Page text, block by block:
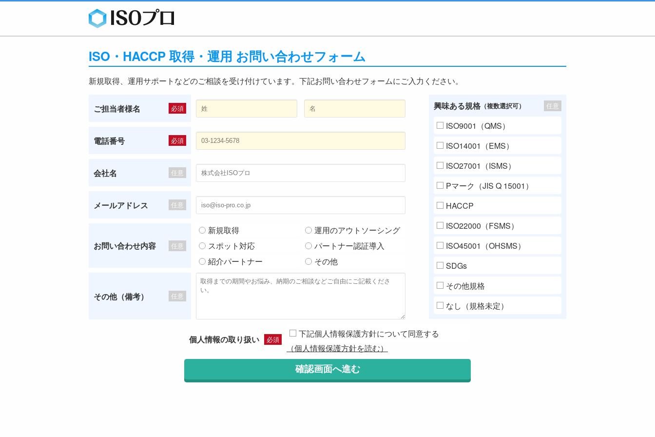
ISO・HACCP 取得・運用 お問い合わせフォーム
新規取得、運用サポートなどのご相談を受け付けています。下記お問い合わせフォームにご入力ください。
ご担当者様名 必須
電話番号 必須
会社名 任意
メールアドレス 任意
お問い合わせ内容 任意
新規取得
運用のアウトソーシング
スポット対応
パートナー認証導入
紹介パートナー
その他
その他（備考） 任意
興味ある規格 （複数選択可） 任意
ISO9001（QMS）
ISO14001（EMS）
ISO27001（ISMS）
Pマーク（JIS Q 15001）
HACCP
ISO22000（FSMS）
ISO45001（OHSMS）
SDGs
その他規格
なし（規格未定）
個人情報の取り扱い 必須
下記個人情報保護方針について同意する
（個人情報保護方針を読む）